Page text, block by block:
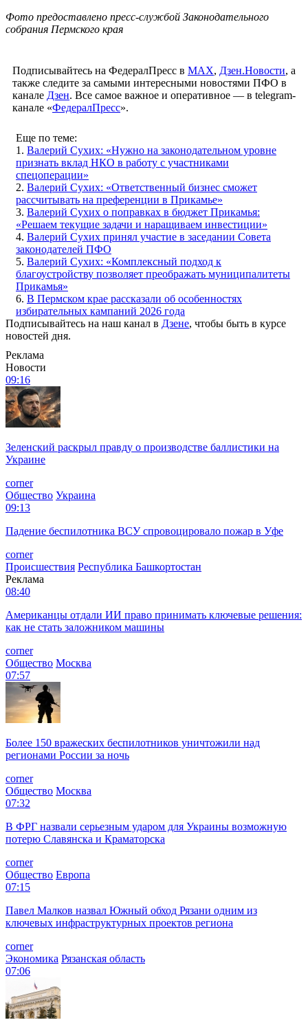
Фото предоставлено пресс-службой Законодательного
собрания Пермского края
Подписывайтесь на ФедералПресс в МАХ, Дзен.Новости, а
также следите за самыми интересными новостями ПФО в
канале Дзен. Все самое важное и оперативное — в telegram-
канале «ФедералПресс».
Еще по теме:
1. Валерий Сухих: «Нужно на законодательном уровне
признать вклад НКО в работу с участниками
спецоперации»
2. Валерий Сухих: «Ответственный бизнес сможет
рассчитывать на преференции в Прикамье»
3. Валерий Сухих о поправках в бюджет Прикамья:
«Решаем текущие задачи и наращиваем инвестиции»
4. Валерий Сухих принял участие в заседании Совета
законодателей ПФО
5. Валерий Сухих: «Комплексный подход к
благоустройству позволяет преображать муниципалитеты
Прикамья»
6. В Пермском крае рассказали об особенностях
избирательных кампаний 2026 года
Подписывайтесь на наш канал в Дзене, чтобы быть в курсе
новостей дня.
Реклама
Новости
09:16
Зеленский раскрыл правду о производстве баллистики на
Украине
corner
Общество Украина
09:13
Падение беспилотника ВСУ спровоцировало пожар в Уфе
corner
Происшествия Республика Башкортостан
Реклама
08:40
Американцы отдали ИИ право принимать ключевые решения:
как не стать заложником машины
corner
Общество Москва
07:57
Более 150 вражеских беспилотников уничтожили над
регионами России за ночь
corner
Общество Москва
07:32
В ФРГ назвали серьезным ударом для Украины возможную
потерю Славянска и Краматорска
corner
Общество Европа
07:15
Павел Малков назвал Южный обход Рязани одним из
ключевых инфраструктурных проектов региона
corner
Экономика Рязанская область
07:06